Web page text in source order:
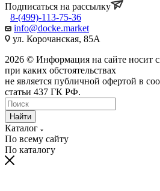
Подписаться на рассылку
8-(499)-113-75-36
info@docke.market
ул. Корочанская, 85А
2026 © Информация на сайте носит
при каких обстоятельствах
не является публичной офертой в
статьи 437 ГК РФ.
Найти
Каталог
По всему сайту
По каталогу